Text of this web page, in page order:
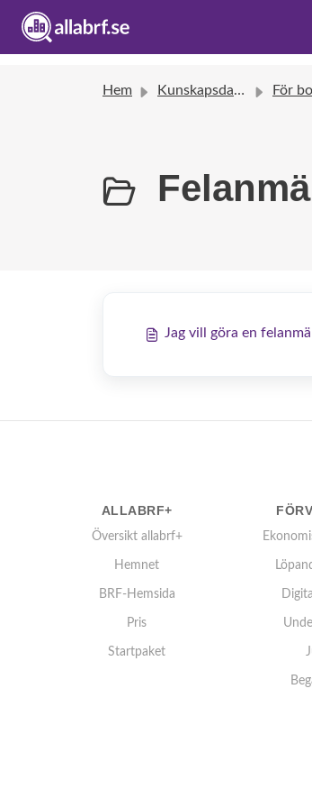
Hem Kunskapsdatabas För
Jag vill göra en
ALLABRF+
Översikt allabrf+
Hemnet
BRF-Hemsida
Pris
Startpaket